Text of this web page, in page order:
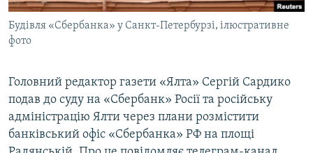
УКРАЇНСЬКА ПРОБЛЕМА КРИМУ
ІНФОГРАФІКА
ДОЛУЧАЙСЯ!
Усі сайти RFE/RL
Будівля «Сбербанка» у Санкт-Петербурзі, ілюстративне
фото
Головний редактор газети «Ялта» Сергій Сардико
подав до суду на «Сбербанк» Росії та російську
адміністрацію Ялти через плани розмістити
банківський офіс «Сбербанка» РФ на площі